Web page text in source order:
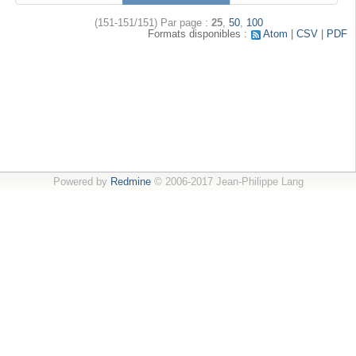
(151-151/151) Par page : 25, 50, 100
Formats disponibles :
Atom CSV PDF
Powered by Redmine© 2006-2017 Jean-Philippe Lang